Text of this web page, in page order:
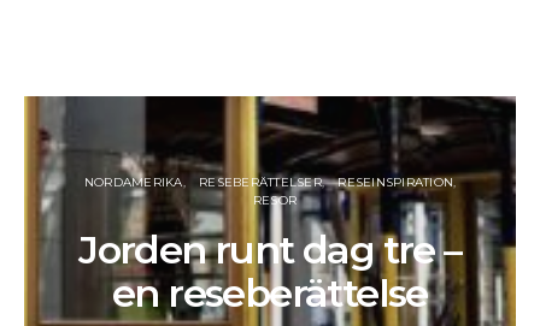
NORDAMERIKA RESEBERÄTTELSER
RESEINSPIRATION
RESOR
Jorden runt dag tre –
en reseberättelse